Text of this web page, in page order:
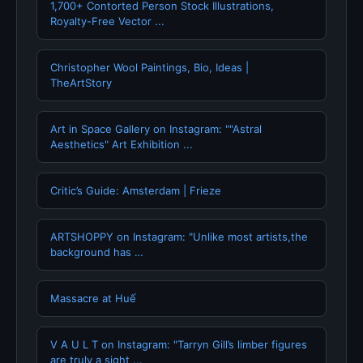
1,700+ Contorted Person Stock Illustrations,
Royalty-Free Vector ...
Christopher Wool Paintings, Bio, Ideas |
TheArtStory
Art in Space Gallery on Instagram: ""Astral
Aesthetics" Art Exhibition ...
Critic’s Guide: Amsterdam | Frieze
ARTSHOPPY on Instagram: "Unlike most artists,the
background has …
Massacre at Huế
V A U L T on Instagram: "Tarryn Gill’s limber figures
are truly a sight ...